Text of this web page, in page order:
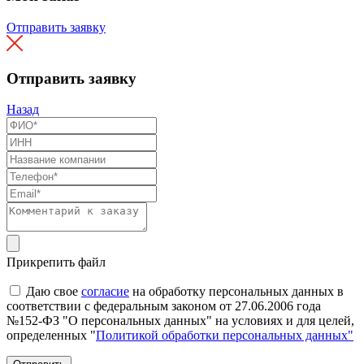
Отправить заявку
Отправить заявку
Назад
Прикрепить файл
Даю свое согласие на обработку персональных данных в
соответствии с федеральным законом от 27.06.2006 года
№152-ФЗ "О персональных данных" на условиях и для целей,
определенных "Политикой обработки персональных данных"